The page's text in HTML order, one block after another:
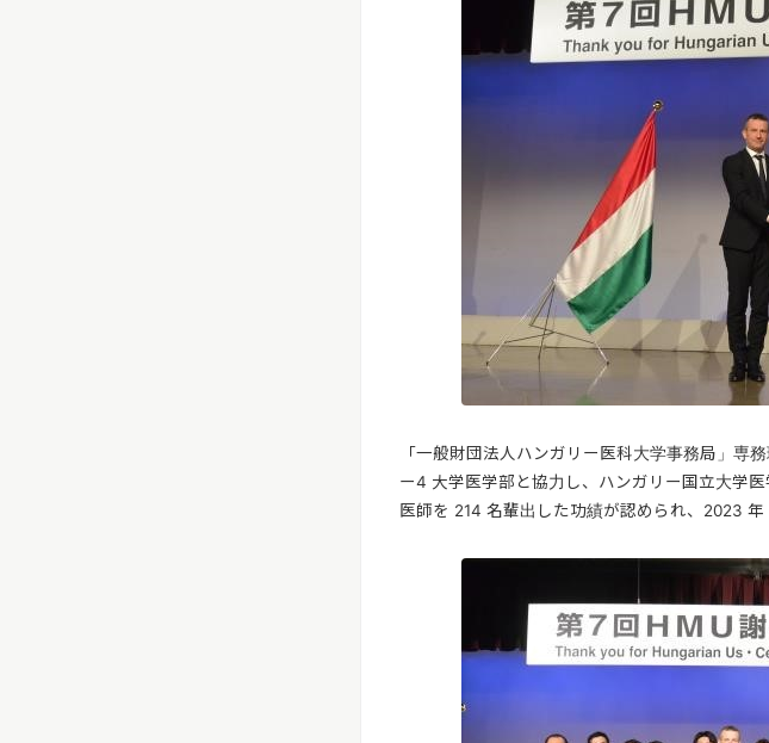
「一般財団法人ハンガリー医科大学事務局」専
ー4 大学医学部と協力し、ハンガリー国立大学
医師を 214 名輩出した功績が認められ、2023